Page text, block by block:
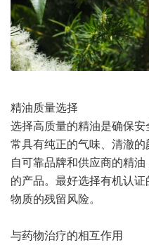
精油质量选择
选择高质量的精油是确保
常具有纯正的气味、清澈
自可靠品牌和供应商的精
的产品。最好选择有机认
物质的残留风险。
与药物治疗的相互作用